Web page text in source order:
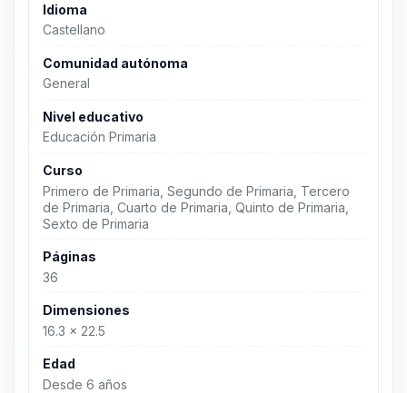
Idioma
Castellano
Comunidad autónoma
General
Nivel educativo
Educación Primaria
Curso
Primero de Primaria, Segundo de Primaria, Tercero
de Primaria, Cuarto de Primaria, Quinto de Primaria,
Sexto de Primaria
Páginas
36
Dimensiones
16.3 x 22.5
Edad
Desde 6 años